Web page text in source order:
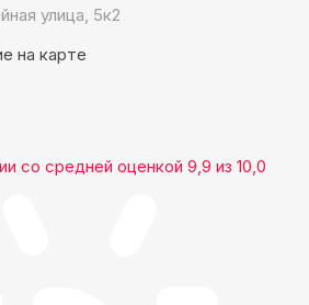
улица, 5к2
на карте
со средней оценкой 9,9 из 10,0